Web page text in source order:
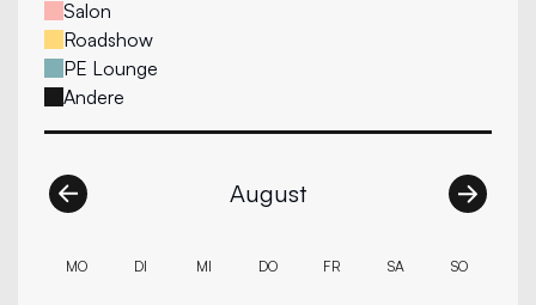
Salon
Roadshow
PE Lounge
Andere
August
MO DI MI DO FR SA SO